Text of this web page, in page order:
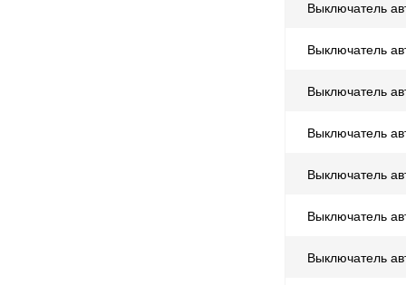
Выключатель
Выключатель
Выключатель
Выключатель
Выключатель
Выключатель
Выключатель